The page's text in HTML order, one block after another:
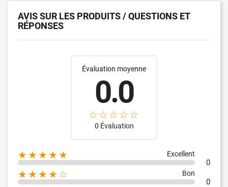
AVIS SUR LES PRODUITS / QUESTIONS ET
RÉPONSES
Évaluation moyenne
0.0
0 Évaluation
★★★★★ Excellent
0
★★★★☆ Bon
0